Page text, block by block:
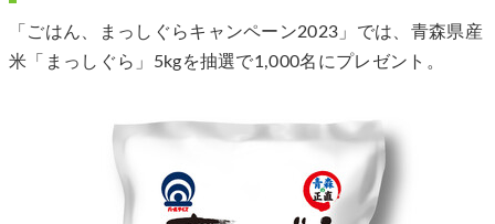
「ごはん、まっしぐらキャンペーン2023」では、青森県産
米「まっしぐら」5kgを抽選で1,000名にプレゼント。